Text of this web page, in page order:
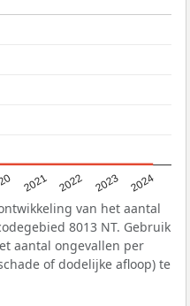
2021 2022 2023 2024
van het aantal
8013 NT. Gebruik
aantal ongevallen per
of dodelijke afloop) te